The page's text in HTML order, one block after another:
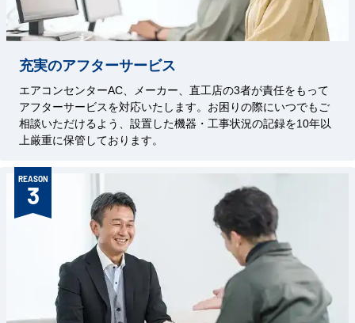
充実のアフターサービス
エアコンセンターAC、メーカー、直工店の3者が責任をもって
アフターサービスを対応いたします。お困りの際にいつでもご
相談いただけるよう、設置した機器・工事状況の記録を10年以
上厳重に保管しております。
REASON
3